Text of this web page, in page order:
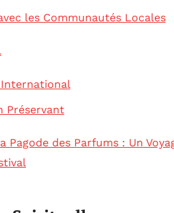
les Communautés Locales
Préservant
Pagode des Parfums : Un